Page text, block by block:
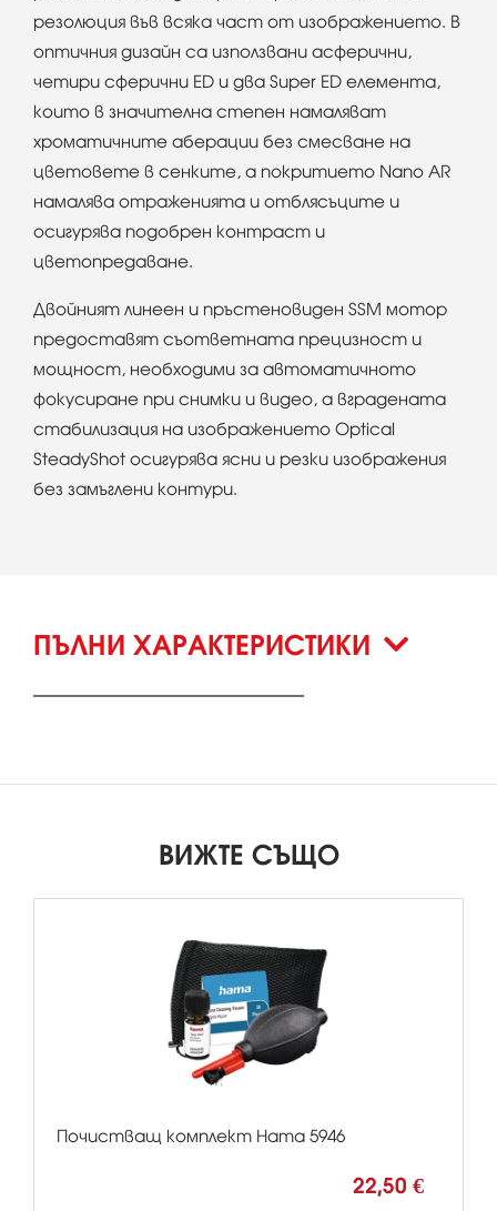
резолюция във всяка част от изображението. В
оптичния дизайн са​ използвани асферични,
четири сферични ED и два Super ED елемента,
които в значителна степен намаляват
хроматичните аберации без смесване на
цветовете в сенките, а покритието Nano AR
намалява отраженията и отблясъците и
осигурява подобрен контраст и
цветопредаване.
Двойният линеен и пръстеновиден SSM мотор
предоставят съответната прецизност и
мощност, необходими за автоматичното
фокусиране при снимки и видео, а вградената
стабилизация на изображението Optical
SteadyShot осигурява ясни и резки изображения
без замъглени контури.
ПЪЛНИ ХАРАКТЕРИСТИКИ
ВИЖТЕ СЪЩО
Почистващ комплект Hama 5946
22,50 €